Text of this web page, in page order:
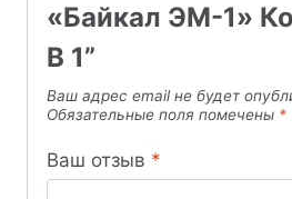
«Байкал ЭМ-1»
В 1”
Ваш адрес email не будет
Обязательные поля помечены *
Ваш отзыв *